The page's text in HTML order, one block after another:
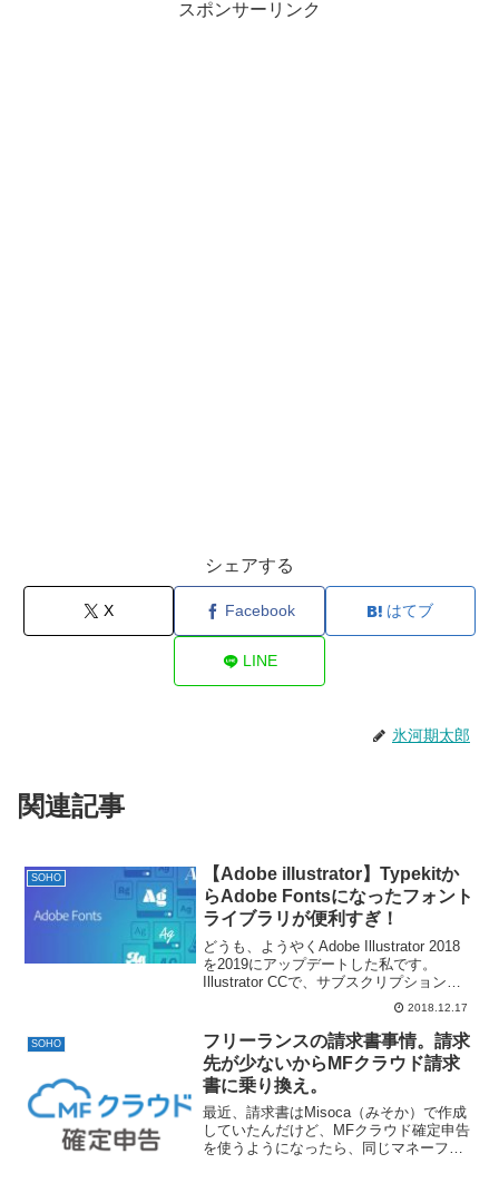
スポンサーリンク
シェアする
X Facebook はてブ
LINE
氷河期太郎
関連記事
SOHO
【Adobe illustrator】Typekitか
らAdobe Fontsになったフォント
ライブラリが便利すぎ！
どうも、ようやくAdobe Illustrator 2018
を2019にアップデートした私です。
Illustrator CCで、サブスクリプション形
式のフォントライブラリ「Typekit」が無
料で利用できるので、いくつかのフォン
トを利用して...
2018.12.17
SOHO
フリーランスの請求書事情。請求
先が少ないからMFクラウド請求
書に乗り換え。
最近、請求書はMisoca（みそか）で作成
していたんだけど、MFクラウド確定申告
を使うようになったら、同じマネーフォ